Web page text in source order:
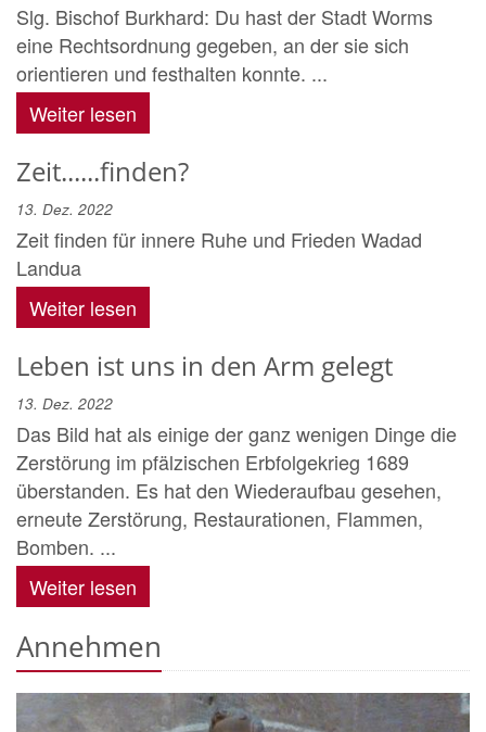
Slg. Bischof Burkhard: Du hast der Stadt Worms
eine Rechtsordnung gegeben, an der sie sich
orientieren und festhalten konnte. ...
Weiter lesen
Zeit......finden?
13. Dez. 2022
Zeit finden für innere Ruhe und Frieden Wadad
Landua
Weiter lesen
Leben ist uns in den Arm gelegt
13. Dez. 2022
Das Bild hat als einige der ganz wenigen Dinge die
Zerstörung im pfälzischen Erbfolgekrieg 1689
überstanden. Es hat den Wiederaufbau gesehen,
erneute Zerstörung, Restaurationen, Flammen,
Bomben. ...
Weiter lesen
Annehmen